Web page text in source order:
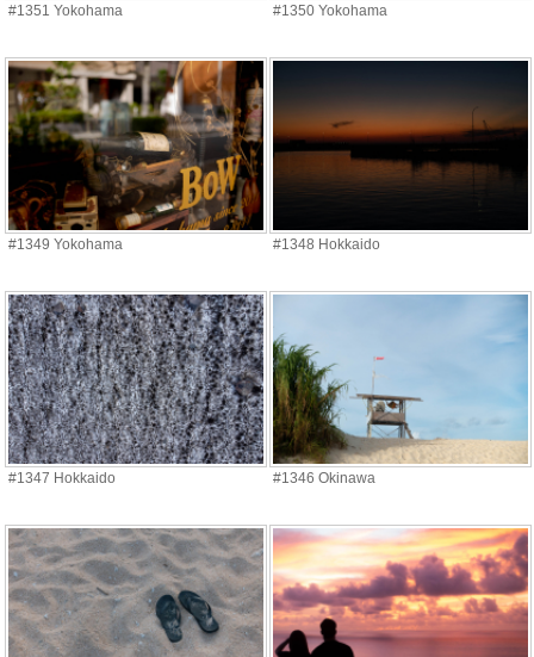
#1351 Yokohama #1350 Yokohama
#1349 Yokohama #1348 Hokkaido
#1347 Hokkaido #1346 Okinawa